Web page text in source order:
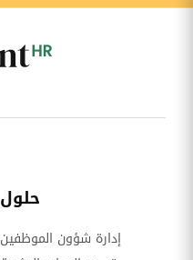
حلول
إدارة شؤون الموظفين